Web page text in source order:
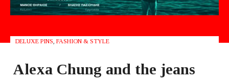
DELUXE PINS FASHION & STYLE
Αlexa Chung and the jeans